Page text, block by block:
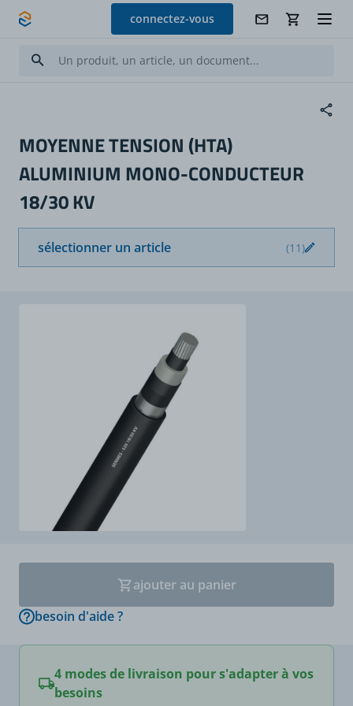
Allez au contenu
connectez-vous
MOYENNE TENSION (HTA)
ALUMINIUM MONO-CONDUCTEUR
18/30 KV
sélectionner un article (11)
ajouter au panier
besoin d'aide ?
4 modes de livraison pour s'adapter à vos
besoins